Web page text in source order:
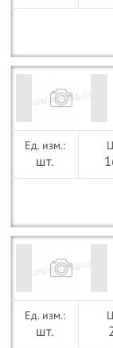
шт.
шт.